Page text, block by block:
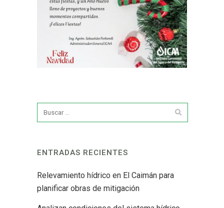
ENTRADAS RECIENTES
Relevamiento hídrico en El Caimán para
planificar obras de mitigación